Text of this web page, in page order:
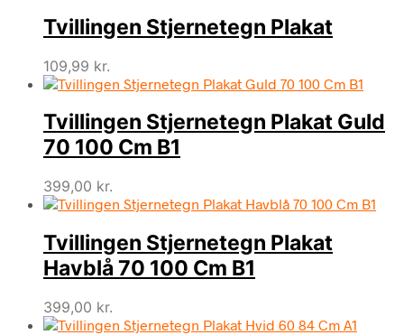
Tvillingen Stjernetegn Plakat
109,99 kr.
Tvillingen Stjernetegn Plakat Guld
70 100 Cm B1
399,00 kr.
Tvillingen Stjernetegn Plakat
Havblå 70 100 Cm B1
399,00 kr.